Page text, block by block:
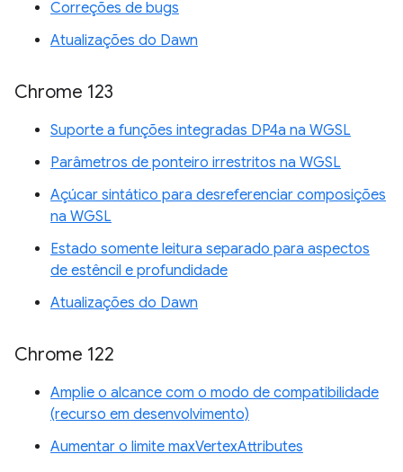
Correções de bugs
Atualizações do Dawn
Chrome 123
Suporte a funções integradas DP4a na WGSL
Parâmetros de ponteiro irrestritos na WGSL
Açúcar sintático para desreferenciar composições
na WGSL
Estado somente leitura separado para aspectos
de estêncil e profundidade
Atualizações do Dawn
Chrome 122
Amplie o alcance com o modo de compatibilidade
(recurso em desenvolvimento)
Aumentar o limite maxVertexAttributes